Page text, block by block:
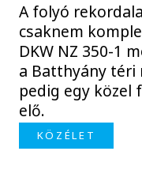
A folyó
csaknem
DKW NZ 350-1
a Batthyány téri
pedig egy
elő.
KÖZÉLET